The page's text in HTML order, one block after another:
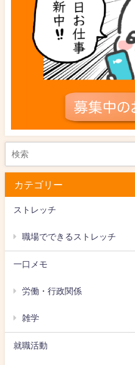
カテゴリー
ストレッチ
職場でできるストレッチ
一口メモ
労働・行政関係
雑学
就職活動